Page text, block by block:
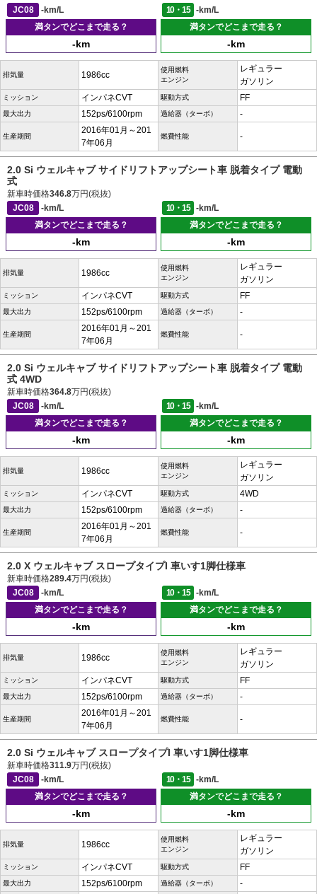
JC08
-km/L 10・15
-km/L
満タンでどこまで走る？
-km
満タンでどこまで走る？
-km
排気量 1986cc
使用燃料
エンジン
レギュラー
ガソリン
ミッション インパネCVT 駆動方式 FF
最大出力 152ps/6100rpm 過給器（ターボ） -
生産期間
2016年01月～201
7年06月
燃費性能 -
2.0 Si ウェルキャブ サイドリフトアップシート車 脱着タイプ 電動
式
新車時価格346.8万円(税抜)
JC08
-km/L 10・15
-km/L
満タンでどこまで走る？
-km
満タンでどこまで走る？
-km
排気量 1986cc
使用燃料
エンジン
レギュラー
ガソリン
ミッション インパネCVT 駆動方式 FF
最大出力 152ps/6100rpm 過給器（ターボ） -
生産期間
2016年01月～201
7年06月
燃費性能 -
2.0 Si ウェルキャブ サイドリフトアップシート車 脱着タイプ 電動
式 4WD
新車時価格364.8万円(税抜)
JC08
-km/L 10・15
-km/L
満タンでどこまで走る？
-km
満タンでどこまで走る？
-km
排気量 1986cc
使用燃料
エンジン
レギュラー
ガソリン
ミッション インパネCVT 駆動方式 4WD
最大出力 152ps/6100rpm 過給器（ターボ） -
生産期間
2016年01月～201
7年06月
燃費性能 -
2.0 X ウェルキャブ スロープタイプI 車いす1脚仕様車
新車時価格289.4万円(税抜)
JC08
-km/L 10・15
-km/L
満タンでどこまで走る？
-km
満タンでどこまで走る？
-km
排気量 1986cc
使用燃料
エンジン
レギュラー
ガソリン
ミッション インパネCVT 駆動方式 FF
最大出力 152ps/6100rpm 過給器（ターボ） -
生産期間
2016年01月～201
7年06月
燃費性能 -
2.0 Si ウェルキャブ スロープタイプI 車いす1脚仕様車
新車時価格311.9万円(税抜)
JC08
-km/L 10・15
-km/L
満タンでどこまで走る？
-km
満タンでどこまで走る？
-km
排気量 1986cc
使用燃料
エンジン
レギュラー
ガソリン
ミッション インパネCVT 駆動方式 FF
最大出力 152ps/6100rpm 過給器（ターボ） -